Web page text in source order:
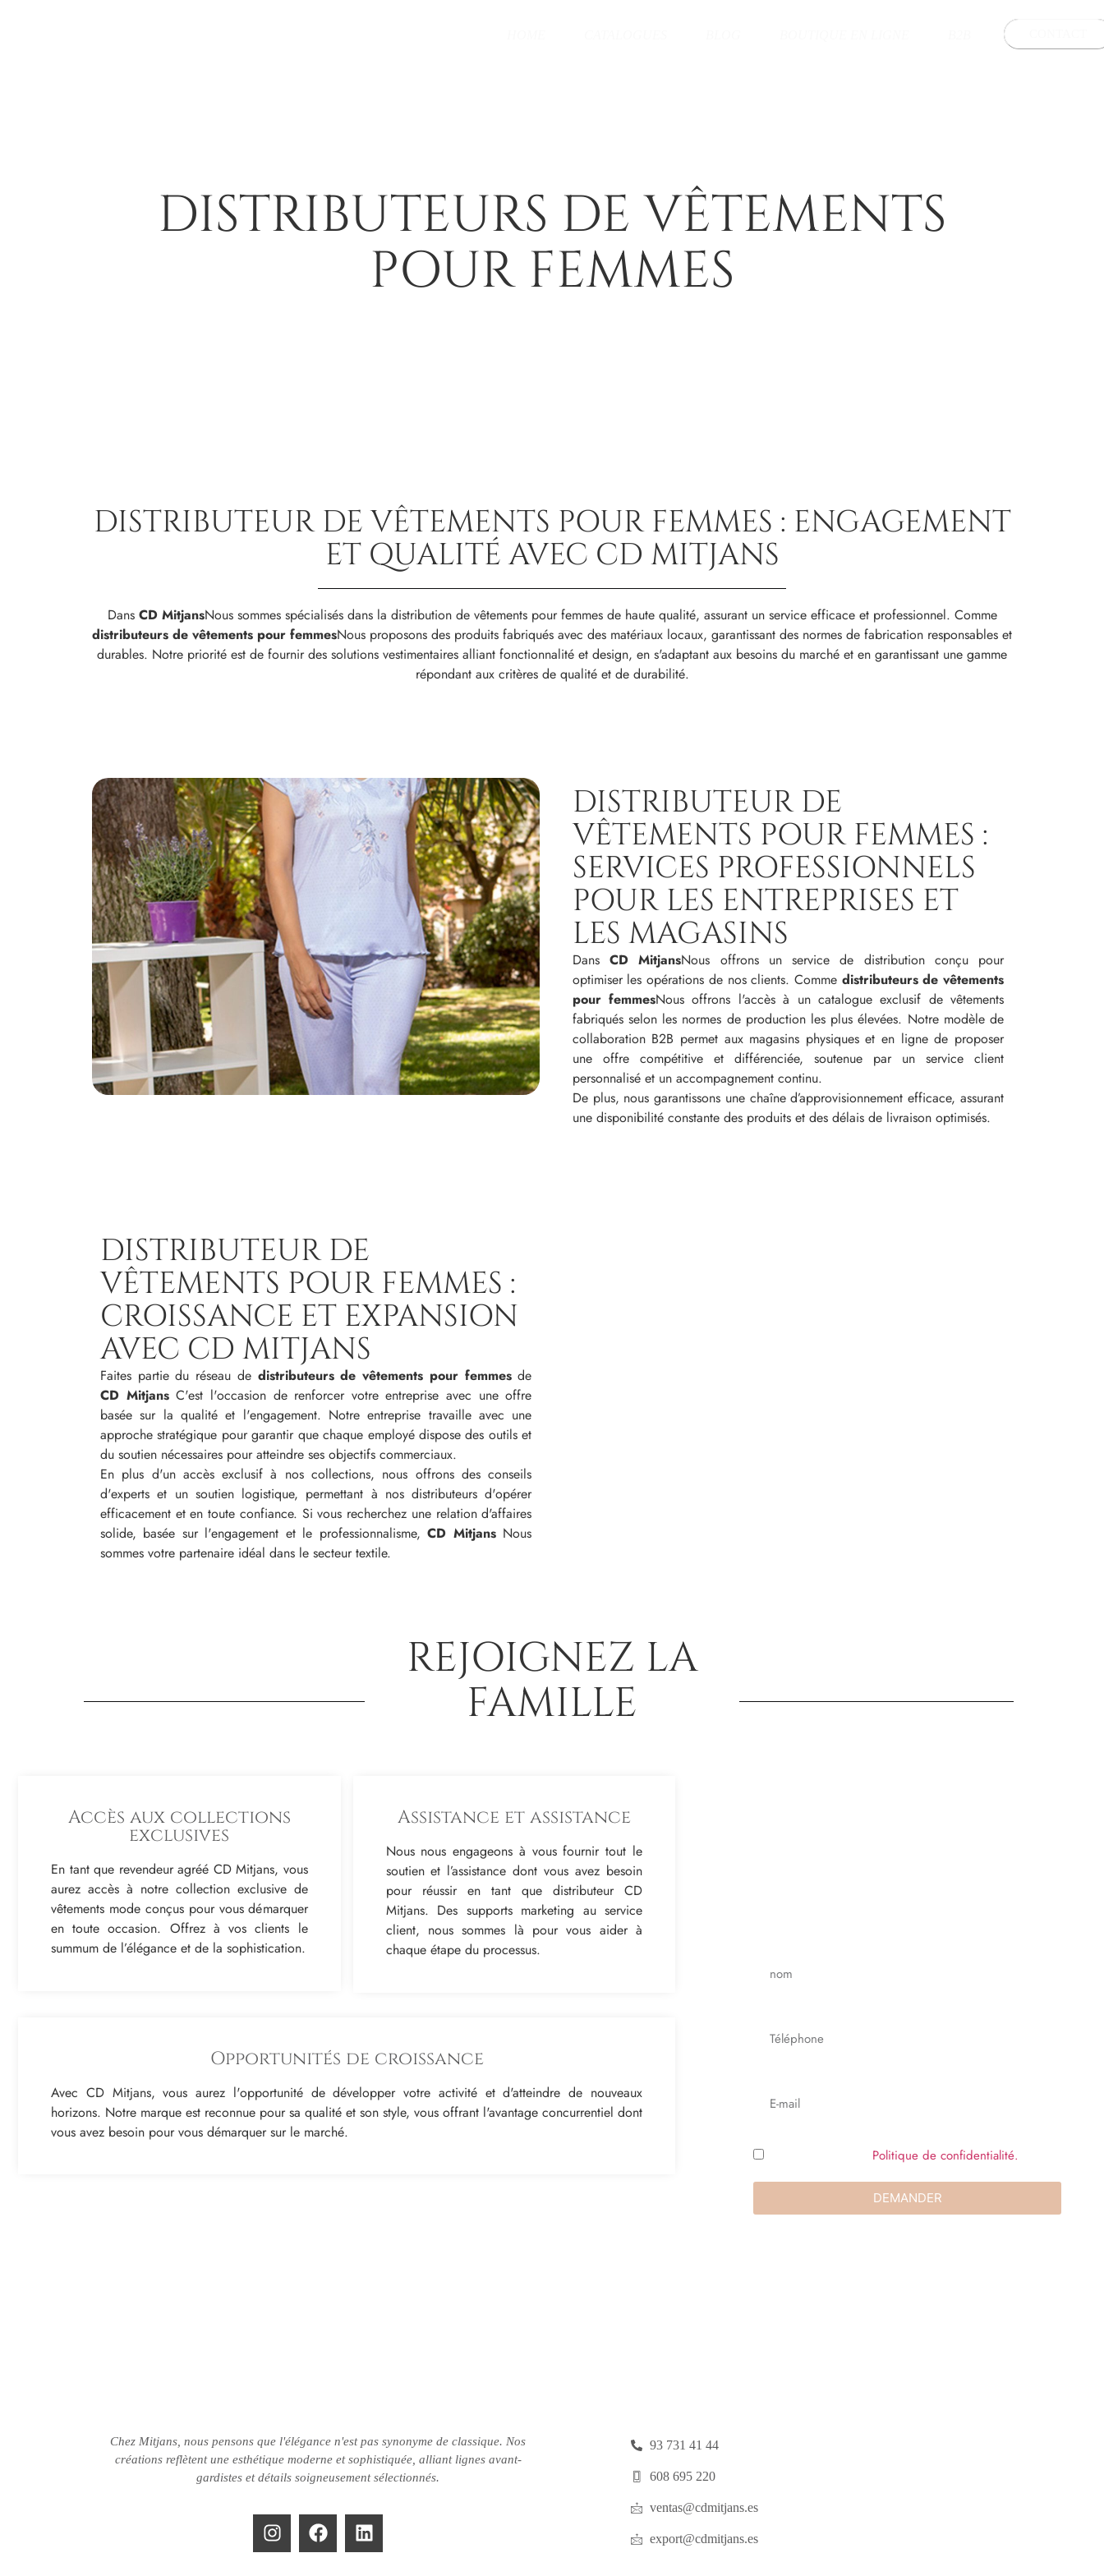
DISTRIBUTEURS DE VÊTEMENTS
POUR FEMMES
DISTRIBUTEUR DE VÊTEMENTS POUR FEMMES : ENGAGEMENT
ET QUALITÉ AVEC CD MITJANS
Dans CD MitjansNous sommes spécialisés dans la distribution de vêtements pour femmes de haute qualité, assurant un service efficace et professionnel. Comme
distributeurs de vêtements pour femmesNous proposons des produits fabriqués avec des matériaux locaux, garantissant des normes de fabrication responsables et
durables. Notre priorité est de fournir des solutions vestimentaires alliant fonctionnalité et design, en s'adaptant aux besoins du marché et en garantissant une gamme
répondant aux critères de qualité et de durabilité.
DISTRIBUTEUR DE
VÊTEMENTS POUR FEMMES :
SERVICES PROFESSIONNELS
POUR LES ENTREPRISES ET
LES MAGASINS
Dans CD MitjansNous offrons un service de distribution conçu pour
optimiser les opérations de nos clients. Commedistributeurs de vêtements
pour femmesNous offrons l'accès à un catalogue exclusif de vêtements
fabriqués selon les normes de production les plus élevées. Notre modèle de
collaboration B2B permet aux magasins physiques et en ligne de proposer
une offre compétitive et différenciée, soutenue par un service client
personnalisé et un accompagnement continu.
De plus, nous garantissons une chaîne d’approvisionnement efficace, assurant
une disponibilité constante des produits et des délais de livraison optimisés.
DISTRIBUTEUR DE
VÊTEMENTS POUR FEMMES :
CROISSANCE ET EXPANSION
AVEC CD MITJANS
Faites partie du réseau de distributeurs de vêtements pour femmesde
CD MitjansC'est l'occasion de renforcer votre entreprise avec une offre
basée sur la qualité et l'engagement. Notre entreprise travaille avec une
approche stratégique pour garantir que chaque employé dispose des outils et
du soutien nécessaires pour atteindre ses objectifs commerciaux.
En plus d'un accès exclusif à nos collections, nous offrons des conseils
d'experts et un soutien logistique, permettant à nos distributeurs d'opérer
efficacement et en toute confiance. Si vous recherchez une relation d'affaires
solide, basée sur l'engagement et le professionnalisme,CD MitjansNous
sommes votre partenaire idéal dans le secteur textile.
REJOIGNEZ LA
FAMILLE
Accès aux collections
exclusives
En tant que revendeur agréé CD Mitjans, vous
aurez accès à notre collection exclusive de
vêtements mode conçus pour vous démarquer
en toute occasion. Offrez à vos clients le
summum de l’élégance et de la sophistication.
Assistance et assistance
Nous nous engageons à vous fournir tout le
soutien et l’assistance dont vous avez besoin
pour réussir en tant que distributeur CD
Mitjans. Des supports marketing au service
client, nous sommes là pour vous aider à
chaque étape du processus.
Opportunités de croissance
Avec CD Mitjans, vous aurez l'opportunité de développer votre activité et d'atteindre de nouveaux
horizons. Notre marque est reconnue pour sa qualité et son style, vous offrant l'avantage concurrentiel dont
vous avez besoin pour vous démarquer sur le marché.
Politique de confidentialité.
DEMANDER
Chez Mitjans, nous pensons que l'élégance n'est pas synonyme de classique. Nos
créations reflètent une esthétique moderne et sophistiquée, alliant lignes avant-
gardistes et détails soigneusement sélectionnés.
93 731 41 44
608 695 220
ventas@cdmitjans.es
export@cdmitjans.es